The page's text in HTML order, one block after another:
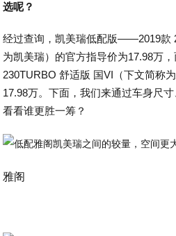
选呢？
经过查询，凯美瑞低配版——2019款
为凯美瑞）的官方指导价为17.98万
230TURBO 舒适版 国VI（下文简称
17.98万。下面，我们来通过车身尺
看看谁更胜一筹？
雅阁